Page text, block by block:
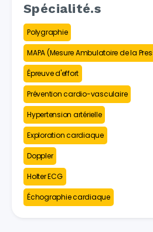
Spécialité.s
Polygraphie
MAPA (Mesure Ambulatoire de la
Épreuve d'effort
Prévention cardio-vasculaire
Hypertension artérielle
Exploration cardiaque
Doppler
Holter ECG
Échographie cardiaque